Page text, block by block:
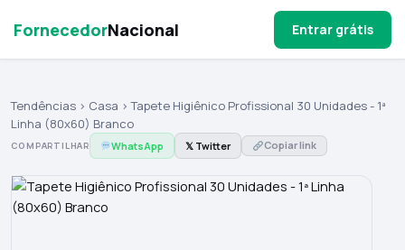
FornecedorNacional Entrar grátis
Tendências› Casa › Tapete Higiênico Profissional 30 Unidades - 1ª
Linha (80x60) Branco
COMPARTILHAR WhatsApp 𝕏 Twitter Copiar link